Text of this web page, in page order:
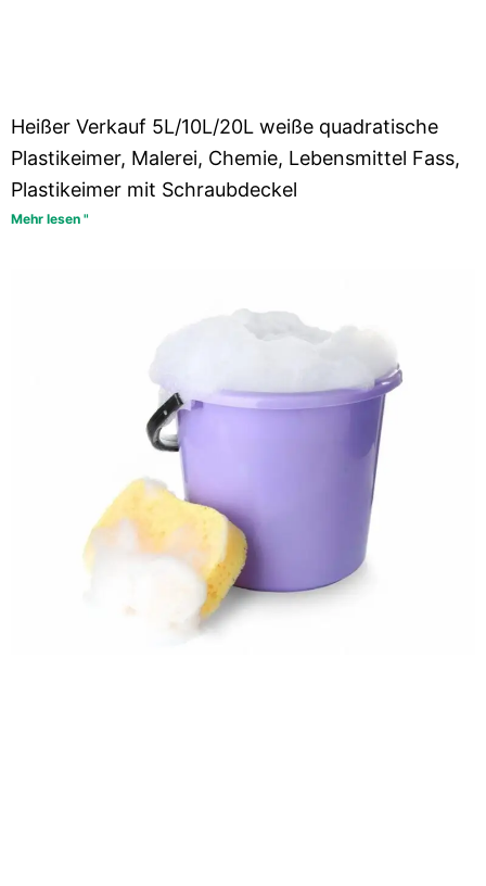
Heißer Verkauf 5L/10L/20L weiße quadratische
Plastikeimer, Malerei, Chemie, Lebensmittel Fass,
Plastikeimer mit Schraubdeckel
Mehr lesen "